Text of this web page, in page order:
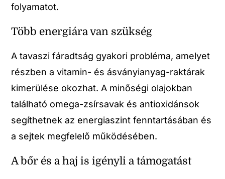
folyamatot.
Több energiára van szükség
A tavaszi fáradtság gyakori probléma, amelyet
részben a vitamin- és ásványianyag-raktárak
kimerülése okozhat. A minőségi olajokban
található omega-zsírsavak és antioxidánsok
segíthetnek az energiaszint fenntartásában és
a sejtek megfelelő működésében.
A bőr és a haj is igényli a támogatást